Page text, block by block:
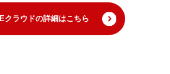
クラウドの詳細はこちら